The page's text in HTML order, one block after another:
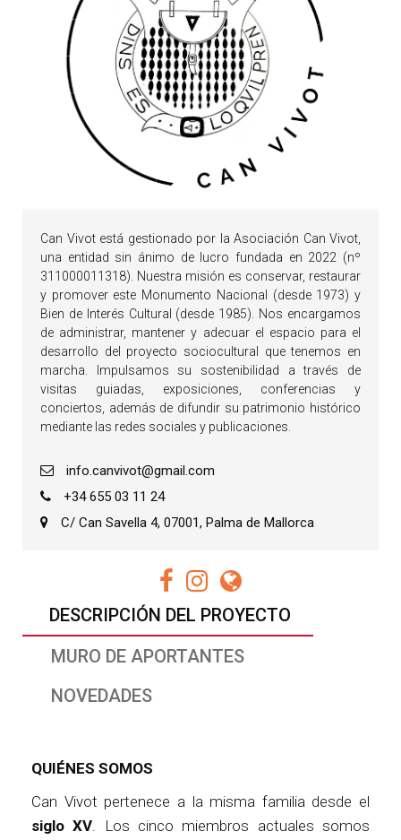
DESCRIPCIÓN DEL PROYECTO
MURO DE APORTANTES
NOVEDADES
QUIÉNES SOMOS
Can Vivot pertenece a la misma familia desde el
siglo XV. Los cinco miembros actuales somos
Can Vivot está gestionado por la Asociación Can Vivot,
una entidad sin ánimo de lucro fundada en 2022 (nº
311000011318). Nuestra misión es conservar, restaurar
y promover este Monumento Nacional (desde 1973) y
Bien de Interés Cultural (desde 1985). Nos encargamos
de administrar, mantener y adecuar el espacio para el
desarrollo del proyecto sociocultural que tenemos en
marcha. Impulsamos su sostenibilidad a través de
visitas guiadas, exposiciones, conferencias y
conciertos, además de difundir su patrimonio histórico
mediante las redes sociales y publicaciones.
info.canvivot@gmail.com
+34 655 03 11 24
C/ Can Savella 4, 07001, Palma de Mallorca